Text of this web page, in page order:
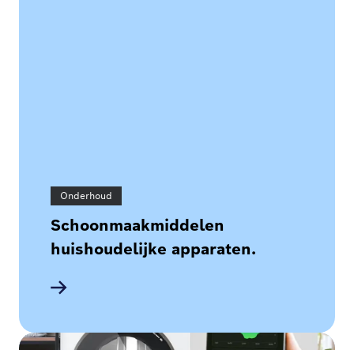
Onderhoud
Schoonmaakmiddelen
huishoudelijke apparaten.